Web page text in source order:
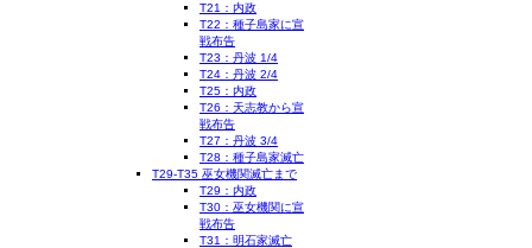
T21：内政
T22：種子島家に宣
戦布告
T23：丹波 1/4
T24：丹波 2/4
T25：内政
T26：天志教から宣
戦布告
T27：丹波 3/4
T28：種子島家滅亡
T29-T35 巫女機関滅亡まで
T29：内政
T30：巫女機関に宣
戦布告
T31：明石家滅亡